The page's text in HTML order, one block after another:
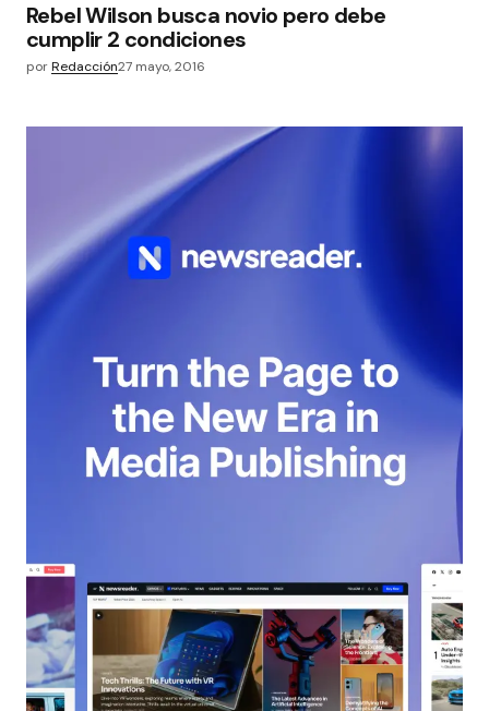
Rebel Wilson busca novio pero debe
cumplir 2 condiciones
porRedacción27 mayo, 2016